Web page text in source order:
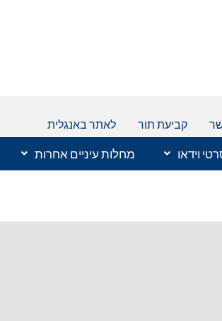
קביעת תור לאתר באנגלית
וידאו מחלות עיניים אחרות